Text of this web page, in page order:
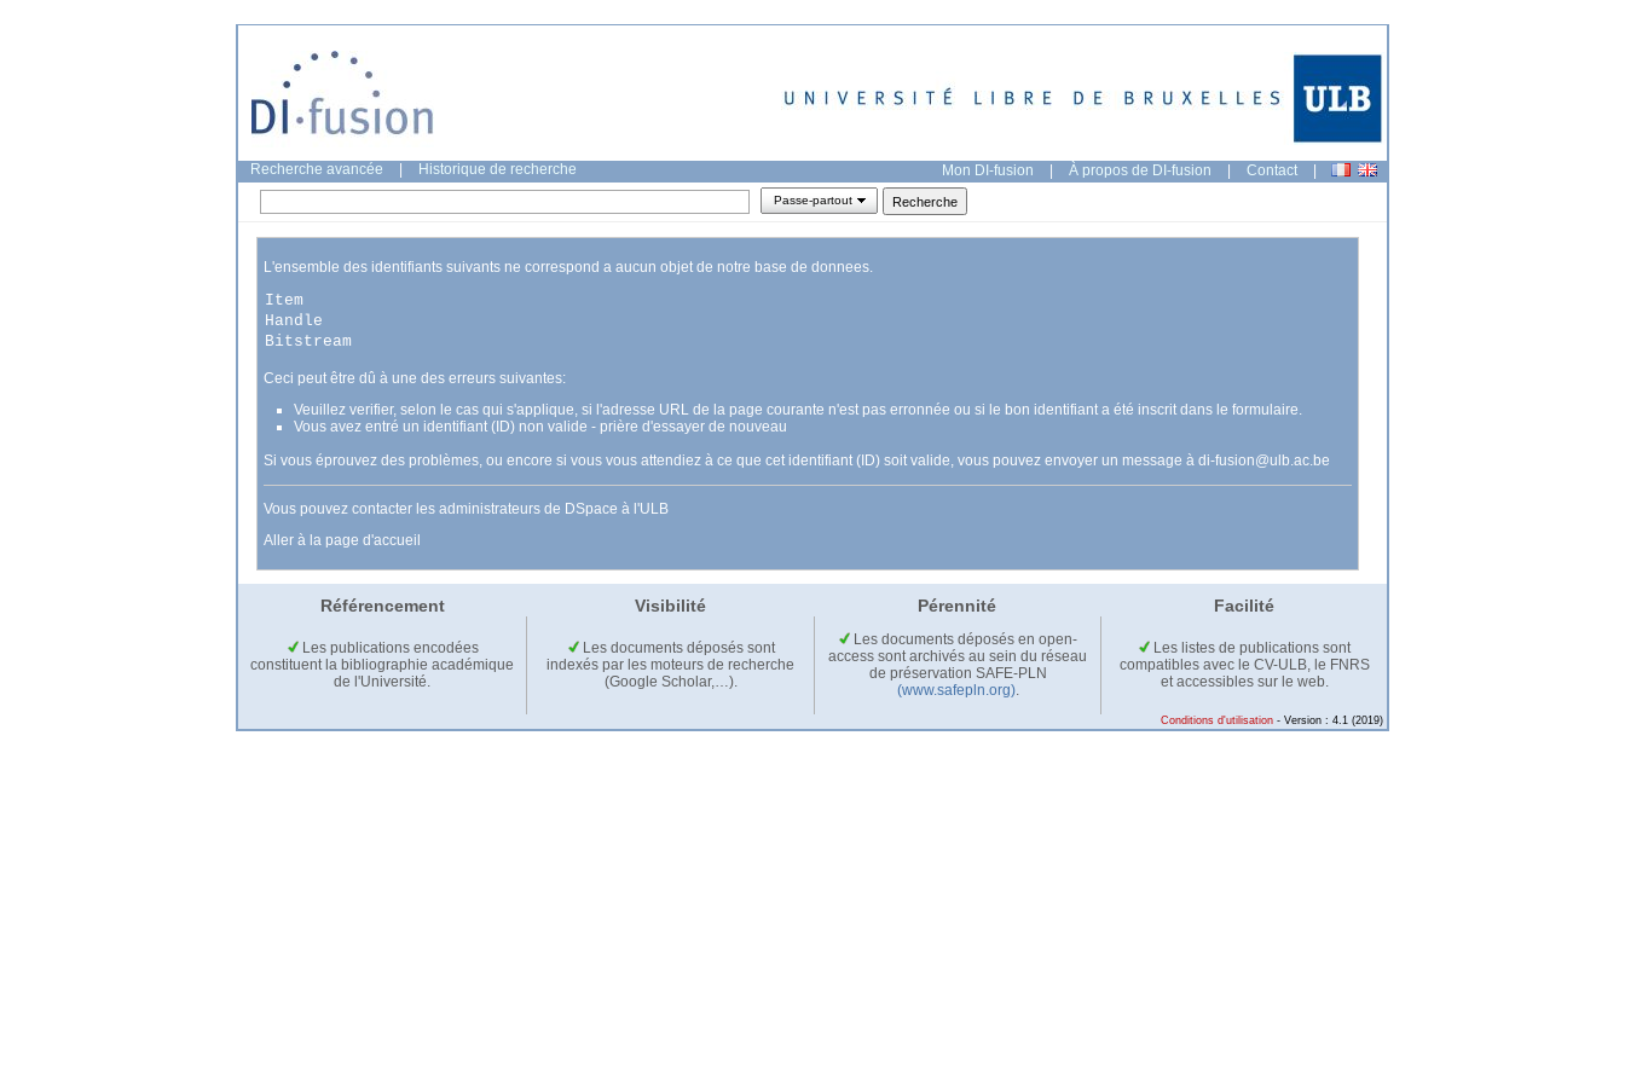
Recherche avancée Historique de recherche Mon DI-fusion | À propos de DI-fusion | Contact |
Passe-partout
L'ensemble des identifiants suivants ne correspond a aucun objet de notre base de donnees.
Item
Handle
Bitstream
Ceci peut être dû à une des erreurs suivantes:
Veuillez verifier, selon le cas qui s'applique, si l'adresse URL de la page courante n'est pas erronnée ou si le bon identifiant a été inscrit dans le formulaire.
Vous avez entré un identifiant (ID) non valide - prière d'essayer de nouveau
Si vous éprouvez des problèmes, ou encore si vous vous attendiez à ce que cet identifiant (ID) soit valide, vous pouvez envoyer un message à di-fusion@ulb.ac.be
Vous pouvez contacter les administrateurs de DSpace à l'ULB
Aller à la page d'accueil
Référencement Visibilité Pérennité Facilité
Les publications encodées
constituent la bibliographie académique
de l'Université.
Les documents déposés sont
indexés par les moteurs de recherche
(Google Scholar,…).
Les documents déposés en open-
access sont archivés au sein du réseau
de préservation SAFE-PLN
(www.safepln.org).
Les listes de publications sont
compatibles avec le CV-ULB, le FNRS
et accessibles sur le web.
Conditions d'utilisation - Version : 4.1 (2019)